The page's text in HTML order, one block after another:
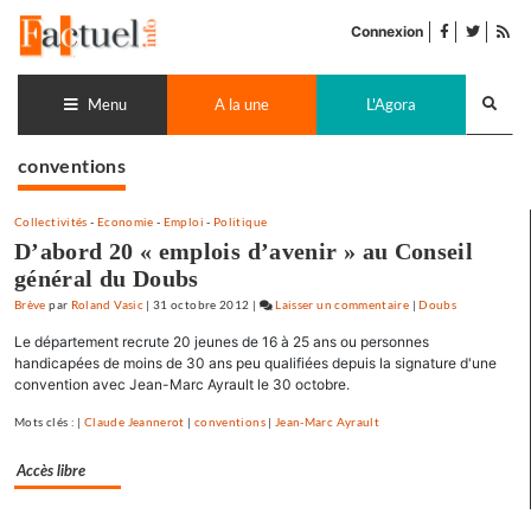
contenu
Connexion facebook
twitter
Menu A la une L'Agora
conventions
Collectivités - Economie - Emploi - Politique
D’abord 20 « emplois d’avenir » au Conseil
général du Doubs
Brève par Roland Vasic|31 octobre 2012 | Laisser un commentaire on
|Doubs
Le département recrute 20 jeunes de 16 à 25 ans ou personnes
handicapées de moins de 30 ans peu qualifiées depuis la signature d'une
convention avec Jean-Marc Ayrault le 30 octobre.
Mots clés : |Claude Jeannerot | conventions| Jean-Marc Ayrault
Accès libre